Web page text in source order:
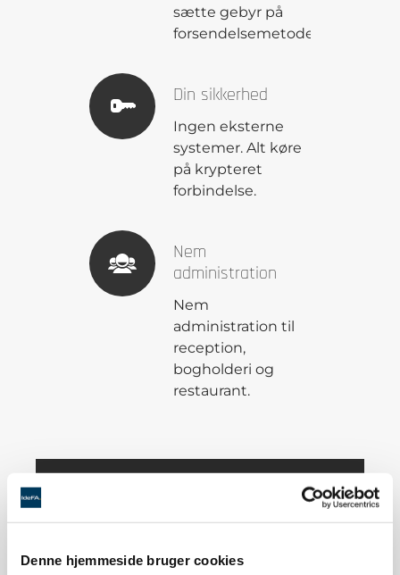
Denne hjemmeside bruger cookies
sætte gebyr på
forsendelsemetoden.
Din sikkerhed
Ingen eksterne
systemer. Alt køre
på krypteret
forbindelse.
Nem
administration
Nem
administration til
reception,
bogholderi og
restaurant.
opsætning og onboarding forløb til dine